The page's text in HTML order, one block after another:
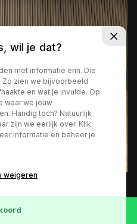
wil je dat?
met informatie erin. Die
Zo zien we bijvoorbeeld
en wat je invulde. Op
waar we jouw
Handig toch? Natuurlijk
zijn we eerlijk over. Klik
informatie en beheer je
weigeren